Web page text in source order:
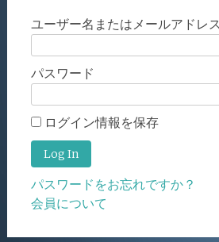
ユーザー名またはメールアドレス
パスワード
ログイン情報を保存
パスワードをお忘れですか？
会員について